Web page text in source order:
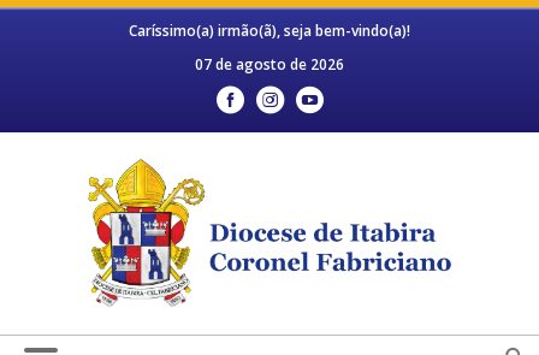
Caríssimo(a) irmão(ã), seja bem-vindo(a)!
07 de agosto de 2026